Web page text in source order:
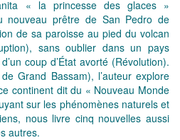
« la princesse des glaces »
nouveau prêtre de San Pedro de
de sa paroisse au pied du volcan
sans oublier dans un pays
coup d’État avorté (Révolution).
Grand Bassam), l’auteur explore
continent dit du « Nouveau Monde
sur les phénomènes naturels et
nous livre cinq nouvelles aussi
autres.